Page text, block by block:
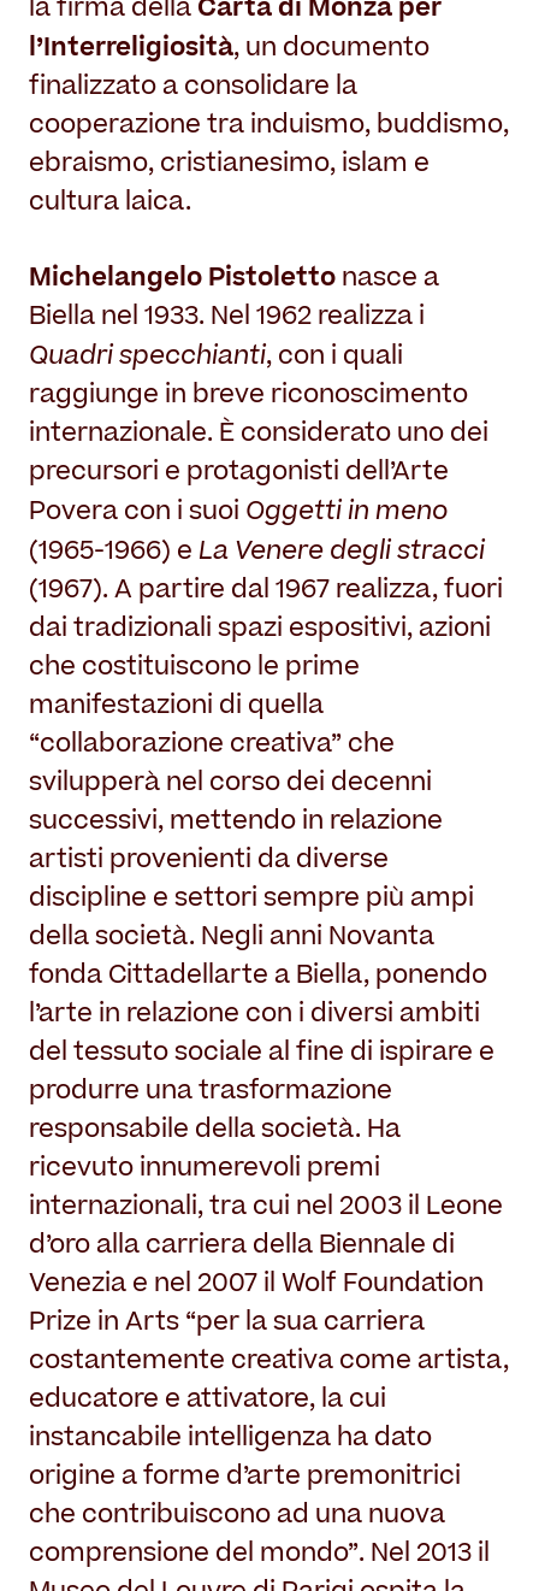
la firma della Carta di Monza per
l’Interreligiosità, un documento
finalizzato a consolidare la
cooperazione tra induismo, buddismo,
ebraismo, cristianesimo, islam e
cultura laica.
Michelangelo Pistoletto nasce a
Biella nel 1933. Nel 1962 realizza i
Quadri specchianti, con i quali
raggiunge in breve riconoscimento
internazionale. È considerato uno dei
precursori e protagonisti dell’Arte
Povera con i suoi Oggetti in meno
(1965-1966) e La Venere degli stracci
(1967). A partire dal 1967 realizza, fuori
dai tradizionali spazi espositivi, azioni
che costituiscono le prime
manifestazioni di quella
“collaborazione creativa” che
svilupperà nel corso dei decenni
successivi, mettendo in relazione
artisti provenienti da diverse
discipline e settori sempre più ampi
della società. Negli anni Novanta
fonda Cittadellarte a Biella, ponendo
l’arte in relazione con i diversi ambiti
del tessuto sociale al fine di ispirare e
produrre una trasformazione
responsabile della società. Ha
ricevuto innumerevoli premi
internazionali, tra cui nel 2003 il Leone
d’oro alla carriera della Biennale di
Venezia e nel 2007 il Wolf Foundation
Prize in Arts “per la sua carriera
costantemente creativa come artista,
educatore e attivatore, la cui
instancabile intelligenza ha dato
origine a forme d’arte premonitrici
che contribuiscono ad una nuova
comprensione del mondo”. Nel 2013 il